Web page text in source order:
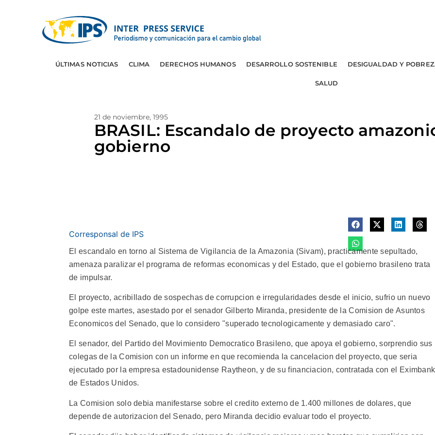
ÚLTIMAS NOTICIAS CLIMA DERECHOS HUMANOS DESARROLLO SOSTENIBLE DESIGUALDAD Y
SALUD
21 de noviembre, 1995
BRASIL: Escandalo de proyecto
gobierno
Corresponsal de IPS
El escandalo en torno al Sistema de Vigilancia de la Amazonia (Sivam), practicamente sepultado,
amenaza paralizar el programa de reformas economicas y del Estado, que el gobierno brasileno trata
de impulsar.
El proyecto, acribillado de sospechas de corrupcion e irregularidades desde el inicio, sufrio un nuevo
golpe este martes, asestado por el senador Gilberto Miranda, presidente de la Comision de Asuntos
Economicos del Senado, que lo considero "superado tecnologicamente y demasiado caro".
El senador, del Partido del Movimiento Democratico Brasileno, que apoya el gobierno, sorprendio sus
colegas de la Comision con un informe en que recomienda la cancelacion del proyecto, que seria
ejecutado por la empresa estadounidense Raytheon, y de su financiacion, contratada con el Eximbank
de Estados Unidos.
La Comision solo debia manifestarse sobre el credito externo de 1.400 millones de dolares, que
depende de autorizacion del Senado, pero Miranda decidio evaluar todo el proyecto.